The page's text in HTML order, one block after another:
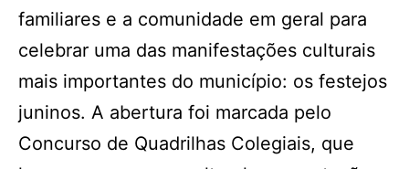
familiares e a comunidade em geral para
celebrar uma das manifestações culturais
mais importantes do município: os festejos
juninos. A abertura foi marcada pelo
Concurso de Quadrilhas Colegiais, que